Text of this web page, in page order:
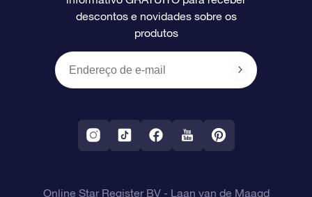
O cartão de presente da OSR
Presentes corporativos
Página estelar personalizada
Um Milhão de Estrelas
OSR Starsaver
Aplicativo RV Fly me to the stars
Informações de pagamento
Política de devolução
Constelações
descontos e novidades sobre os
produtos
Online Star Register BV- Laan van de Maagd